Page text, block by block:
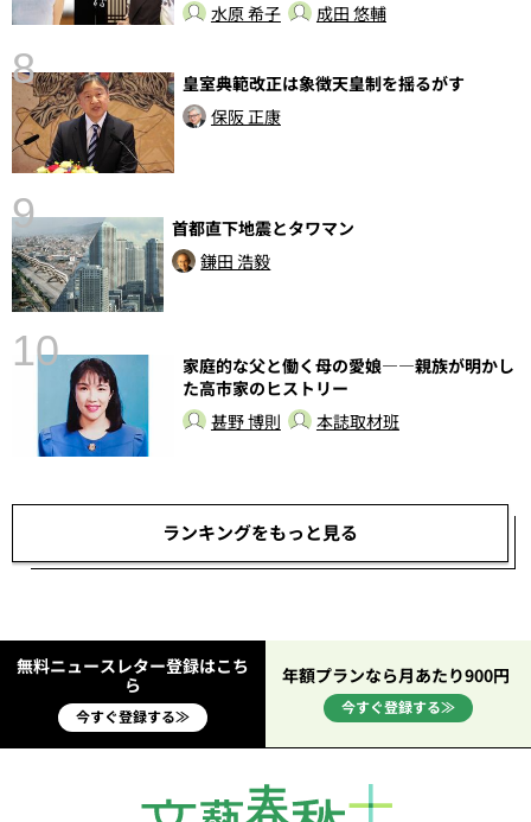
水原 希子
成田 悠輔
8
皇室典範改正は象徴天皇制を揺るがす
保阪 正康
9
首都直下地震とタワマン
鎌田 浩毅
10
家庭的な父と働く母の愛娘――親族が明かし
た高市家のヒストリー
甚野 博則
本誌取材班
ランキングをもっと見る
無料ニュースレター登録はこち
ら
今すぐ登録する≫
年額プランなら月あたり900円
今すぐ登録する≫